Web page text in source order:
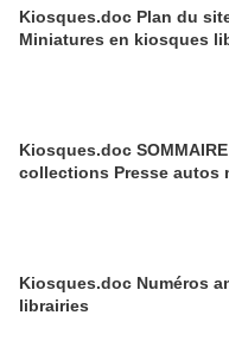
Kiosques.doc Plan du
Miniatures en kiosques
Kiosques.doc
collections Presse autos
Kiosques.doc Numéros
librairies